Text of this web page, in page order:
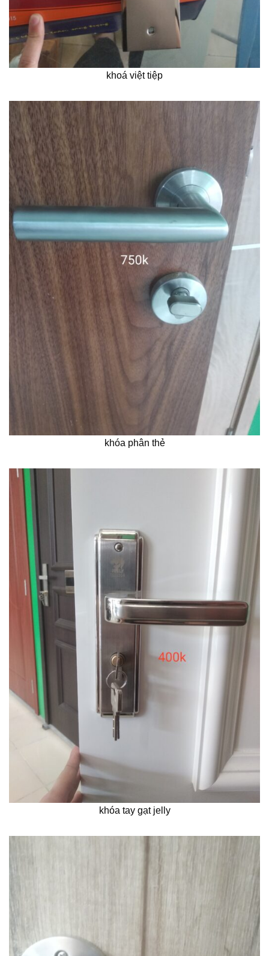
khoá việt tiệp
khóa phân thẻ
khóa tay gạt jelly